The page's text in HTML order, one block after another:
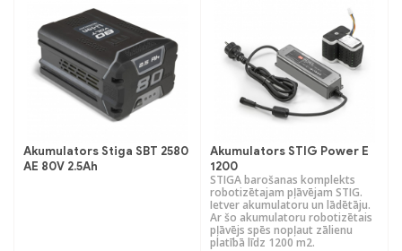
Akumulators Stiga SBT 2580
AE 80V 2.5Ah
Akumulators STIG Power E
1200
STIGA barošanas komplekts
robotizētajam pļāvējam STIG.
Ietver akumulatoru un lādētāju.
Ar šo akumulatoru robotizētais
pļāvējs spēs nopļaut zālienu
platībā līdz 1200 m2.